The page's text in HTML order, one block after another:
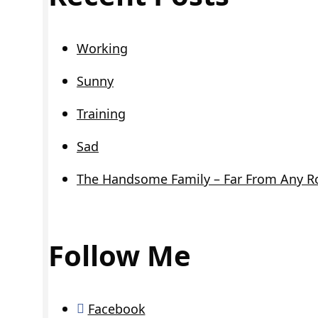
Working
Sunny
Training
Sad
The Handsome Family – Far From Any
Follow Me
Facebook